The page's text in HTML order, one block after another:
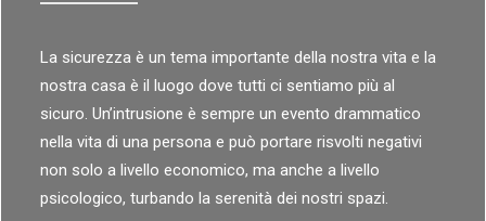
La sicurezza è un tema importante della nostra vita e la
nostra casa è il luogo dove tutti ci sentiamo più al
sicuro. Un’intrusione è sempre un evento drammatico
nella vita di una persona e può portare risvolti negativi
non solo a livello economico, ma anche a livello
psicologico, turbando la serenità dei nostri spazi.